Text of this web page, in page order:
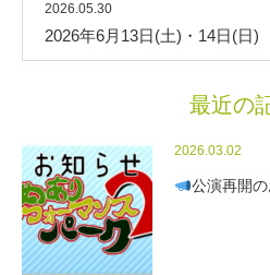
2026.05.30
2026年6月13日(土)・14日(日
最近の
2026.03.02
公演再開